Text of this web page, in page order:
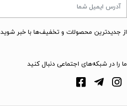
از جدیدترین محصولات و تخفیف‌ها با خبر شوید
ما را در شبکه‌های اجتماعی دنبال کنید